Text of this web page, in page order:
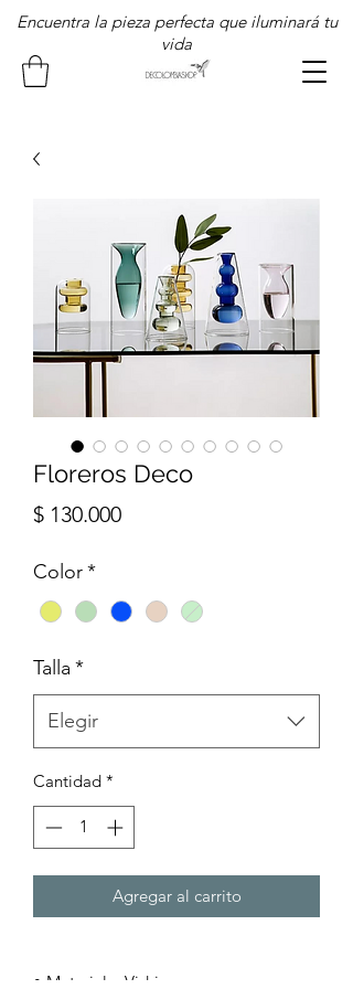
Encuentra la pieza perfecta que iluminará tu
vida
Floreros Deco
$ 130.000Precio
Color*
Talla *
Elegir
Cantidad *
Agregar al carrito
• Material: Vidrio.